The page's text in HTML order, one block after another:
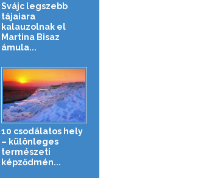
Svájc legszebb
tájaiara
kalauzolnak el
Martina Bisaz
ámula...
10 csodálatos hely
– különleges
természeti
képződmén...